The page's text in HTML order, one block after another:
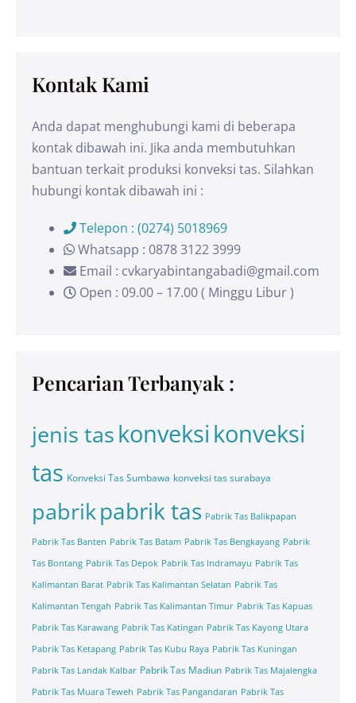
Kontak Kami
Anda dapat menghubungi kami di beberapa
kontak dibawah ini. Jika anda membutuhkan
bantuan terkait produksi konveksi tas. Silahkan
hubungi kontak dibawah ini :
Telepon : (0274) 5018969
Whatsapp : 0878 3122 3999
Email : cvkaryabintangabadi@gmail.com
Open : 09.00 – 17.00 ( Minggu Libur )
Pencarian Terbanyak :
jenis taskonveksi konveksi
tas Konveksi Tas Sumbawa konveksi tas surabaya
pabrikpabrik tas Pabrik Tas Balikpapan
Pabrik Tas Banten Pabrik Tas Batam Pabrik Tas Bengkayang Pabrik
Tas Bontang Pabrik Tas Depok Pabrik Tas Indramayu Pabrik Tas
Kalimantan Barat Pabrik Tas Kalimantan Selatan Pabrik Tas
Kalimantan Tengah Pabrik Tas Kalimantan Timur Pabrik Tas Kapuas
Pabrik Tas Karawang Pabrik Tas Katingan Pabrik Tas Kayong Utara
Pabrik Tas Ketapang Pabrik Tas Kubu Raya Pabrik Tas Kuningan
Pabrik Tas Landak Kalbar Pabrik Tas Madiun Pabrik Tas Majalengka
Pabrik Tas Muara Teweh Pabrik Tas Pangandaran Pabrik Tas